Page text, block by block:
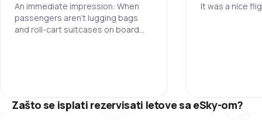
Udobnost putovanja
An immediate impression: When
passengers aren't lugging bags
and roll-cart suitcases on board
being on time and arrival is on time.
It was a nice
Zašto se isplati rezervisati letove sa eSky-om?